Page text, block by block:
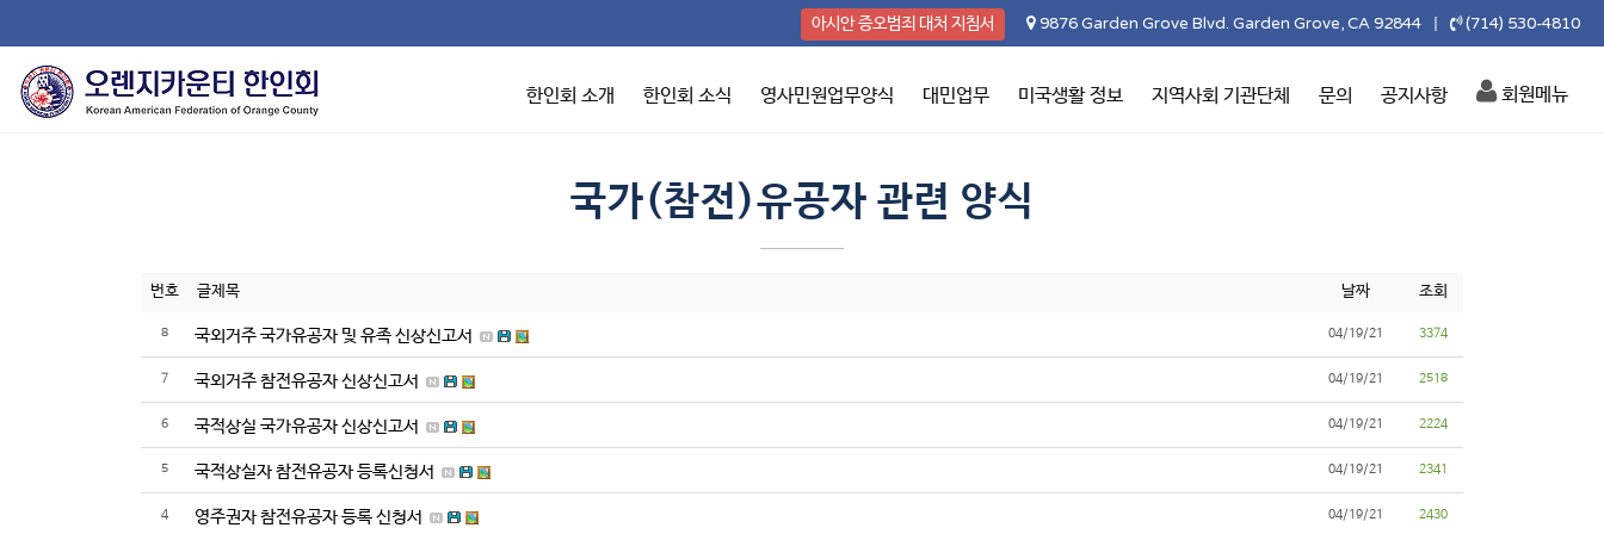
아시안 증오범죄 대처 지침서 9876 Garden Grove Blvd. Garden Grove, CA 92844 (714) 530-4810
한인회 소개 한인회 소식 영사민원업무양식 대민업무 미국생활 정보 지역사회 기관단체 문의 공지사항 회원메뉴
국가(참전)유공자 관련 양식
번호 글제목 날짜 조회
8 국외거주 국가유공자 및 유족 신상신고서 04/19/21 3374
7 국외거주 참전유공자 신상신고서 04/19/21 2518
6 국적상실 국가유공자 신상신고서 04/19/21 2224
5 국적상실자 참전유공자 등록신청서 04/19/21 2341
4 영주권자 참전유공자 등록 신청서 04/19/21 2430